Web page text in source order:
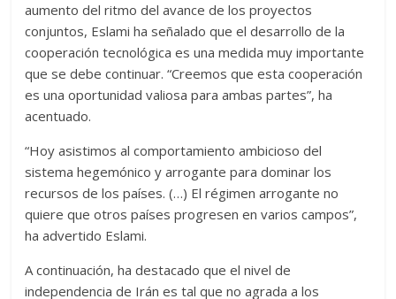
aumento del ritmo del avance de los proyectos
conjuntos, Eslami ha señalado que el desarrollo de la
cooperación tecnológica es una medida muy importante
que se debe continuar. “Creemos que esta cooperación
es una oportunidad valiosa para ambas partes”, ha
acentuado.
“Hoy asistimos al comportamiento ambicioso del
sistema hegemónico y arrogante para dominar los
recursos de los países. (…) El régimen arrogante no
quiere que otros países progresen en varios campos”,
ha advertido Eslami.
A continuación, ha destacado que el nivel de
independencia de Irán es tal que no agrada a los